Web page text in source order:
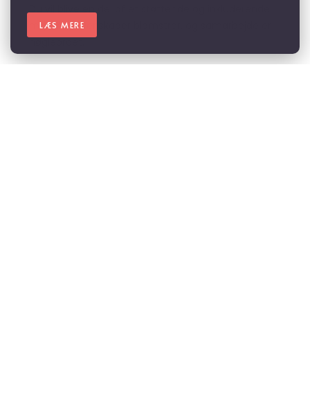
LÆS MERE
Du vil blive en del af et støttende og inkluderende
miljø, hvor venskaber blomstrer, og samarbejde er